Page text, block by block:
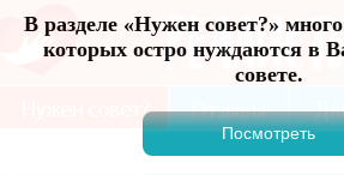
В разделе «Нужен совет?»
которых остро нуждаются в
совете.